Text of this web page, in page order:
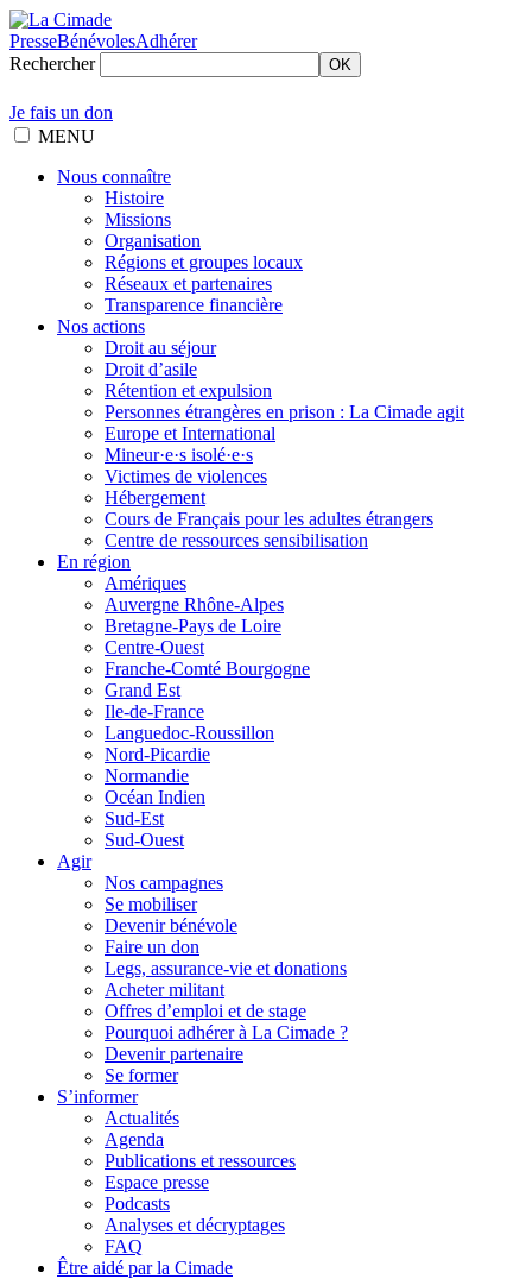
PresseBénévolesAdhérer
Rechercher
OK
Je fais un don
MENU
Nous connaître
Histoire
Missions
Organisation
Régions et groupes locaux
Réseaux et partenaires
Transparence financière
Nos actions
Droit au séjour
Droit d’asile
Rétention et expulsion
Personnes étrangères en prison : La Cimade agit
Europe et International
Mineur·e·s isolé·e·s
Victimes de violences
Hébergement
Cours de Français pour les adultes étrangers
Centre de ressources sensibilisation
En région
Amériques
Auvergne Rhône-Alpes
Bretagne-Pays de Loire
Centre-Ouest
Franche-Comté Bourgogne
Grand Est
Ile-de-France
Languedoc-Roussillon
Nord-Picardie
Normandie
Océan Indien
Sud-Est
Sud-Ouest
Agir
Nos campagnes
Se mobiliser
Devenir bénévole
Faire un don
Legs, assurance-vie et donations
Acheter militant
Offres d’emploi et de stage
Pourquoi adhérer à La Cimade ?
Devenir partenaire
Se former
S’informer
Actualités
Agenda
Publications et ressources
Espace presse
Podcasts
Analyses et décryptages
FAQ
Être aidé par la Cimade